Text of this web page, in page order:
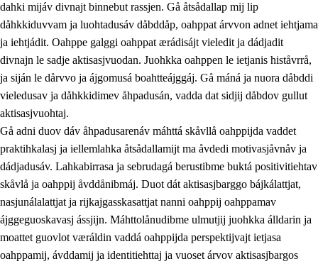
dahki mijáv divnajt binnebut rassjen. Gå åtsådallap mij lip
dåhkkiduvvam ja luohtadusáv dåbddåp, oahppat árvvon adnet iehtjama
ja iehtjádit. Oahppe galggi oahppat ærádisájt vieledit ja dádjadit
divnajn le sadje aktisasjvuodan. Juohkka oahppen le ietjanis histåvrrå,
ja siján le dårvvo ja ájgomusá boahtteájggáj. Gå máná ja nuora dåbddi
vieledusav ja dåhkkidimev åhpadusán, vadda dat sidjij dåbdov gullut
aktisasjvuohtaj.
Gå adni duov dáv åhpadusarenáv máhttá skåvllå oahppijda vaddet
praktihkalasj ja iellemlahka åtsådallamijt ma åvdedi motivasjåvnåv ja
dádjadusáv. Lahkabirrasa ja sebrudagá berustibme buktá positivitiehtav
skåvlå ja oahppij åvddånibmáj. Duot dát aktisasjbarggo bájkálattjat,
nasjunálalattjat ja rijkajgasskasattjat nanni oahppij oahppamav
ájggeguoskavasj ássjijn. Máhttolånudibme ulmutjij juohkka álldarin ja
moattet guovlot væráldin vaddá oahppijda perspektijvajt ietjasa
oahppamij, ávddamij ja identitiehttaj ja vuoset árvov aktisasjbargos